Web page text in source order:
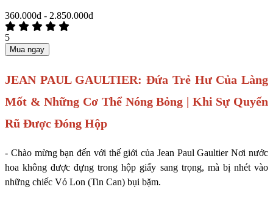
360.000đ - 2.850.000đ
5
Mua ngay
JEAN PAUL GAULTIER: Đứa Trẻ Hư Của Làng
Mốt & Những Cơ Thể Nóng Bỏng | Khi Sự Quyến
Rũ Được Đóng Hộp
- Chào mừng bạn đến với thế giới của Jean Paul Gaultier Nơi nước
hoa không được đựng trong hộp giấy sang trọng, mà bị nhét vào
những chiếc Vỏ Lon (Tin Can) bụi bặm.